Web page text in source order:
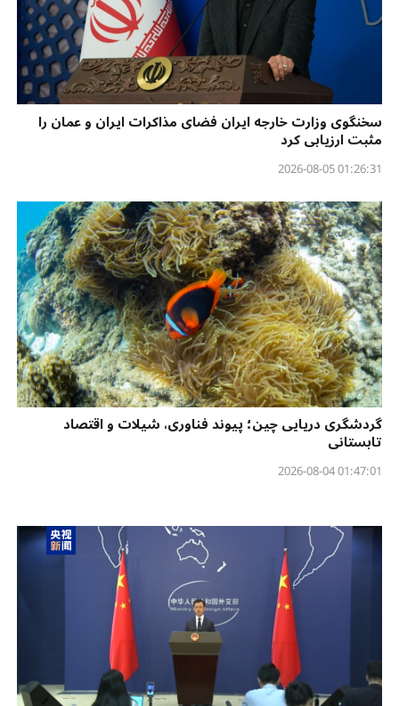
سخنگوی وزارت خارجه ایران فضای مذاکرات ایران و عمان را
مثبت ارزیابی کرد
01:26:31 2026-08-05
گردشگری دریایی چین؛ پیوند فناوری، شیلات و اقتصاد
تابستانی
01:47:01 2026-08-04